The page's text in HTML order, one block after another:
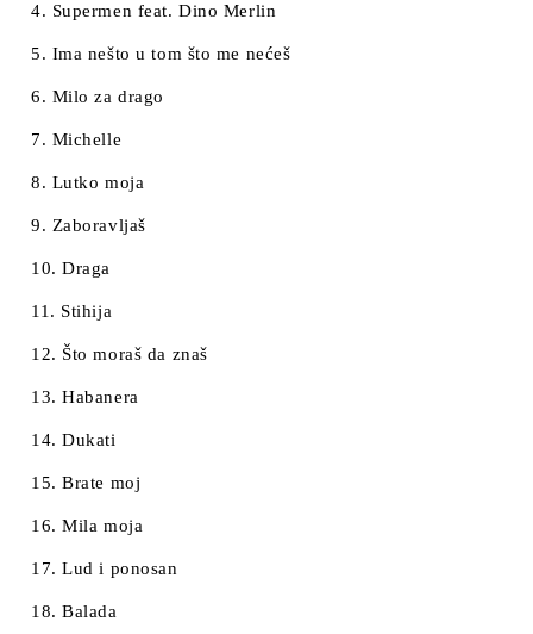
4. Supermen feat. Dino Merlin
5. Ima nešto u tom što me nećeš
6. Milo za drago
7. Michelle
8. Lutko moja
9. Zaboravljaš
10. Draga
11. Stihija
12. Što moraš da znaš
13. Habanera
14. Dukati
15. Brate moj
16. Mila moja
17. Lud i ponosan
18. Balada